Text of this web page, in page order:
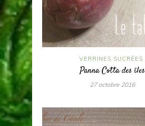
VERRINES SUCRÉES
Panna Cotta des îles
27 octobre 2016